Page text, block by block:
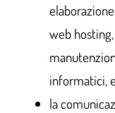
web
informatici,
la